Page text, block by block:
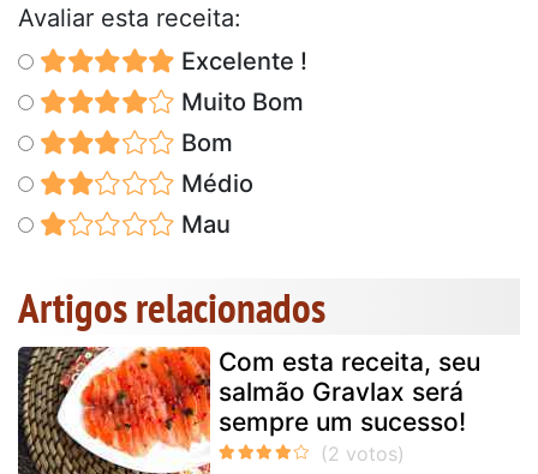
Avaliar esta receita:
Excelente !
Muito Bom
Bom
Médio
Mau
Artigos relacionados
Com esta receita, seu
salmão Gravlax será
sempre um sucesso!